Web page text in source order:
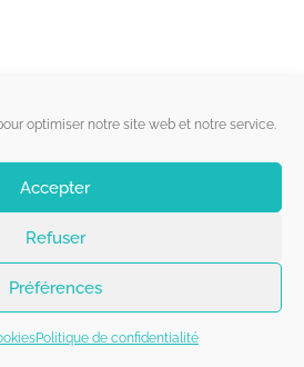
optimiser notre site web et notre service.
Accepter
Refuser
Préférences
Politique de confidentialité